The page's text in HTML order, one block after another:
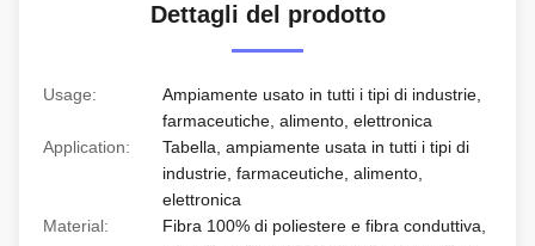
Dettagli del prodotto
Usage:
Ampiamente usato in tutti i tipi di industrie,
farmaceutiche, alimento, elettronica
Application:
Tabella, ampiamente usata in tutti i tipi di
industrie, farmaceutiche, alimento,
elettronica
Material:
Fibra 100% di poliestere e fibra conduttiva,